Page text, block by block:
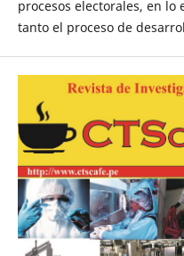
procesos electorales, en lo
tanto el proceso de